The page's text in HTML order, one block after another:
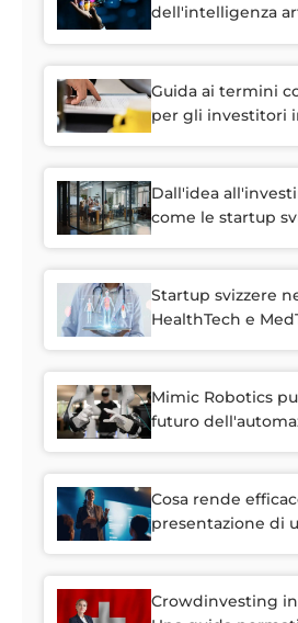
dell'intelligenza
gli investitori
Guida ai termini
per gli investitori
Dall'idea
come le startup
sulle piattaforme
crowdinvesting
Startup svizzere
HealthTech e
Mimic Robotics
futuro
destrezza
Cosa rende
presentazione di
Crowdinvesting in